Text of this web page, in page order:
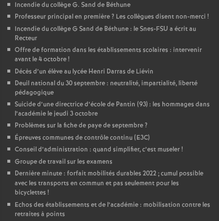
Incendie du collège G. Sand de Béthune
Professeur principal en première? Les collègues disent non-merci !
Incendie du collège G Sand de Béthune : le Snes-FSU a écrit au
Recteur
Offre de formation dans les établissements scolaires : intervenir
avant le 4 octobre!
Décès d’un élève au lycée Henri Darras de Liévin
Deuil national du 30 septembre : neutralité, impartialité, liberté
pédagogique
Suicide d’une directrice d’école de Pantin (93) : les hommages dans
l’académie le jeudi 3 octobre
Problèmes sur la fiche de paye de septembre?
Épreuves communes de contrôle continu (E3C)
Conseil d’administration : quand simplifier, c’est museler!
Groupe de travail sur les examens
Dernière minute : forfait mobilités durables 2022; cumul possible
avec les transports en commun et pas seulement pour les
bicyclettes !
Echos des établissements et de l’académie : mobilisation contre les
retraites à points